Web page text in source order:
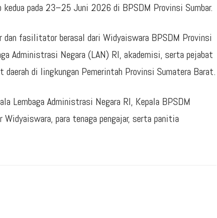
pada 23–25 Juni 2026 di BPSDM Provinsi Sumbar.
dan fasilitator berasal dari Widyaiswara BPSDM Provinsi
Administrasi Negara (LAN) RI, akademisi, serta pejabat
di lingkungan Pemerintah Provinsi Sumatera Barat.
Lembaga Administrasi Negara RI, Kepala BPSDM
para tenaga pengajar, serta panitia